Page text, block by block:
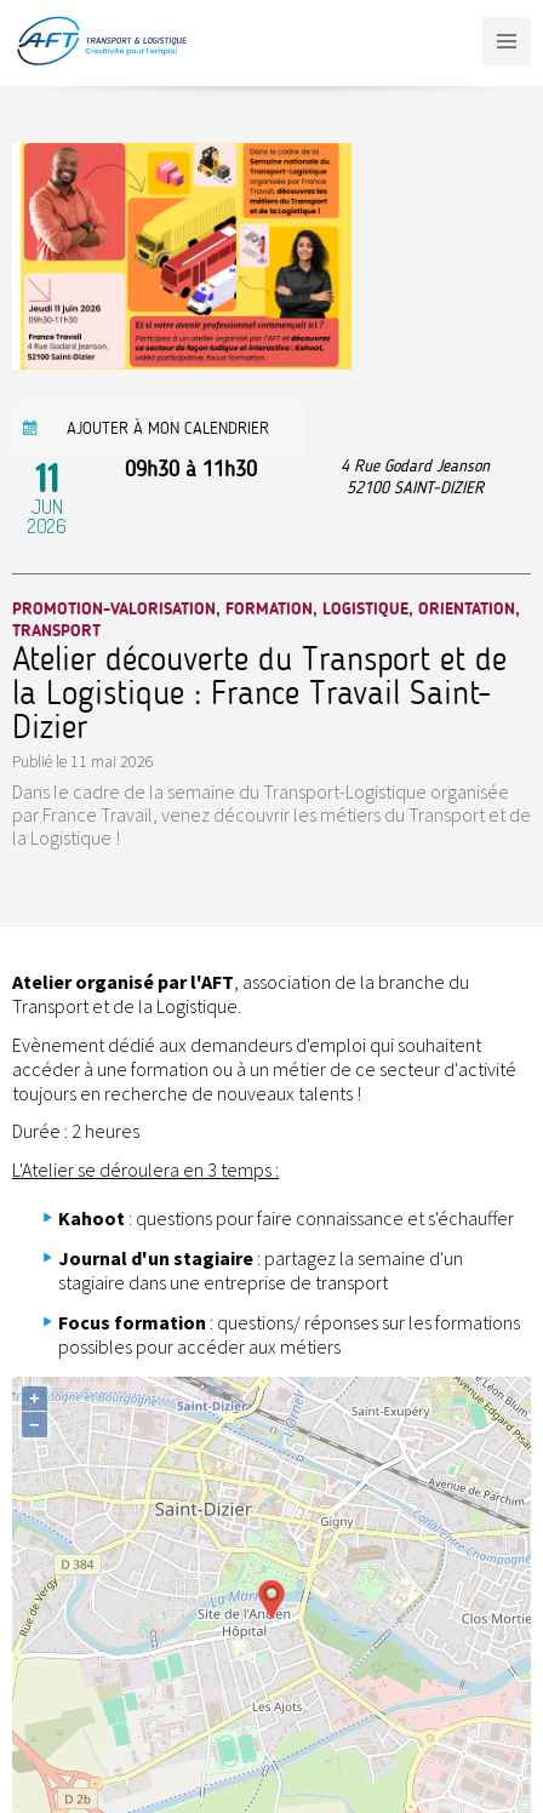
contenu
principal
AJOUTER À MON CALENDRIER
11
JUN
2026
09h30 à 11h30
4 Rue Godard Jeanson
52100 SAINT-DIZIER
PROMOTION-VALORISATION, FORMATION, LOGISTIQUE, ORIENTATION,
TRANSPORT
Atelier découverte du Transport et de
la Logistique : France Travail Saint-
Dizier
Publié le 11 mai 2026
Dans le cadre de la semaine du Transport-Logistique organisée
par France Travail, venez découvrir les métiers du Transport et de
la Logistique !
Atelier organisé par l'AFT, association de la branche du
Transport et de la Logistique.
Evènement dédié aux demandeurs d'emploi qui souhaitent
accéder à une formation ou à un métier de ce secteur d'activité
toujours en recherche de nouveaux talents !
Durée : 2 heures
L'Atelier se déroulera en 3 temps :
Kahoot : questions pour faire connaissance et s'échauffer
Journal d'un stagiaire : partagez la semaine d'un
stagiaire dans une entreprise de transport
Focus formation : questions/ réponses sur les formations
possibles pour accéder aux métiers
+
−